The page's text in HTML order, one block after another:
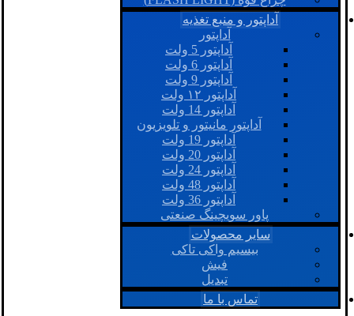
آداپتور و منبع تغذیه
آداپتور
آداپتور 5 ولت
آداپتور 6 ولت
آداپتور 9 ولت
آداپتور ۱۲ ولت
آداپتور 14 ولت
آداپتور مانیتور و تلویزیون
آداپتور 19 ولت
آداپتور 20 ولت
آداپتور 24 ولت
آداپتور 48 ولت
آداپتور 36 ولت
پاور سویچینگ صنعتی
سایر محصولات
بیسیم واکی تاکی
فیش
تبدیل
تماس با ما